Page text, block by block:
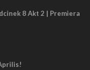
8 Akt 2 | Premiera